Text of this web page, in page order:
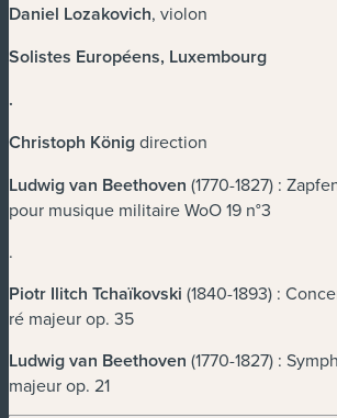
Daniel Lozakovich, violon
Solistes Européens, Luxembourg
.
Christoph Königdirection
Ludwig van Beethoven (1770-1827) :
pour musique militaire WoO 19 n°3
.
Piotr Ilitch Tchaïkovski (1840-1893) :
ré majeur op. 35
Ludwig van Beethoven (1770-1827) :
majeur op. 21